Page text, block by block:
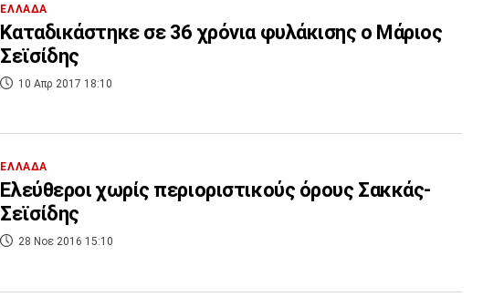
ΕΛΛΑΔΑ
Καταδικάστηκε σε 36 χρόνια φυλάκισης ο Μάριος
Σεϊσίδης
10 Απρ 2017 18:10
ΕΛΛΑΔΑ
Ελεύθεροι χωρίς περιοριστικούς όρους Σακκάς-
Σεϊσίδης
28 Νοε 2016 15:10